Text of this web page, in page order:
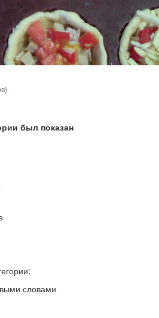
был показан
словами